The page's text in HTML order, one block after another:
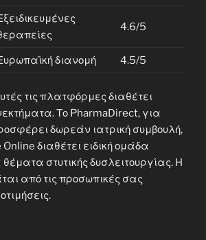
4.6/5
διανομή 4.5/5
τις πλατφόρμες διαθέτει
Το PharmaDirect, για
δωρεάν ιατρική συμβουλή,
διαθέτει ειδική ομάδα
θέματα στυτικής δυσλειτουργίας. Η
από τις προσωπικές σας